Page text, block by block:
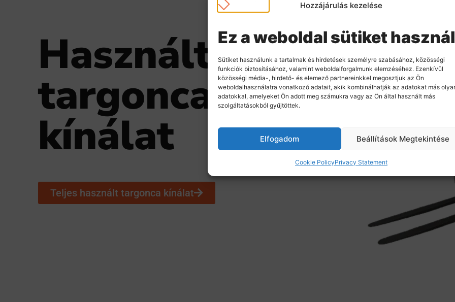
Hozzájárulás kezelése
Ez a weboldal sütiket használ
Sütiket használunk a tartalmak és hirdetések személyre szabásához, közösségi
funkciók biztosításához, valamint weboldalforgalmunk elemzéséhez. Ezenkívül
közösségi média-, hirdető- és elemező partnereinkkel megosztjuk az Ön
weboldalhasználatra vonatkozó adatait, akik kombinálhatják az adatokat más
adatokkal, amelyeket Ön adott meg számukra vagy az Ön által használt más
szolgáltatásokból gyűjtöttek.
Elfogadom Beállítások Megtekintése
Cookie PolicyPrivacy Statement
Használt
targonca
kínálat
Teljes használt targonca kínálat